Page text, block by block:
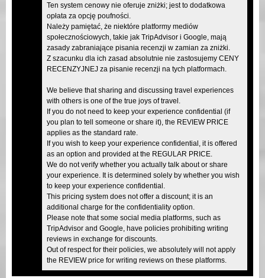
Ten system cenowy nie oferuje zniżki; jest to dodatkowa
opłata za opcję poufności.
Należy pamiętać, że niektóre platformy mediów
społecznościowych, takie jak TripAdvisor i Google, mają
zasady zabraniające pisania recenzji w zamian za zniżki.
Z szacunku dla ich zasad absolutnie nie zastosujemy CENY
RECENZYJNEJ za pisanie recenzji na tych platformach.
We believe that sharing and discussing travel experiences
with others is one of the true joys of travel.
If you do not need to keep your experience confidential (if
you plan to tell someone or share it), the REVIEW PRICE
applies as the standard rate.
If you wish to keep your experience confidential, it is offered
as an option and provided at the REGULAR PRICE.
We do not verify whether you actually talk about or share
your experience. It is determined solely by whether you wish
to keep your experience confidential.
This pricing system does not offer a discount; it is an
additional charge for the confidentiality option.
Please note that some social media platforms, such as
TripAdvisor and Google, have policies prohibiting writing
reviews in exchange for discounts.
Out of respect for their policies, we absolutely will not apply
the REVIEW price for writing reviews on these platforms.